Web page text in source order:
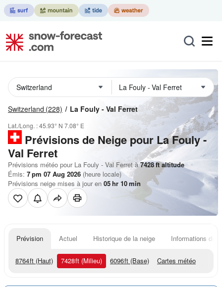
Switzerland (228) La Fouly - Val Ferret
Lat./Long. :45.93° N 7.08° E
Prévisions de Neige pour La Fouly -
Val Ferret
Prévisions météo pour La Fouly - Val Ferret à 7428ftaltitude
Émis: 7 pm 07 Aug 2026 (heure locale)
Prévisions neige mises à jour en 05hr 10min
Prévision Actuel Historique de la neige Informations du
8764ft (Haut) 7428ft (Milieu) 6096ft (Base) Cartes météo